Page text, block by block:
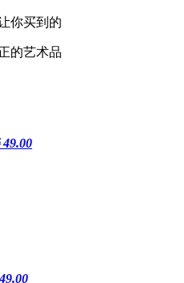
度印刷
你买到的
的艺术品
49.00
49.00